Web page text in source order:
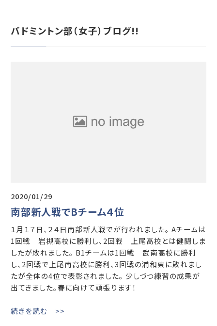
バドミントン部（女子）ブログ!!
2020/01/29
南部新人戦でBチーム４位
１月１７日、２４日南部新人戦でが行われました。 Aチームは
1回戦 岩槻高校に勝利し、2回戦 上尾高校とは健闘しま
したが敗れました。 B1チームは1回戦 武南高校に勝利
し、2回戦で上尾南高校に勝利、3回戦の浦和東に敗れまし
たが全体の4位で表彰されました。 少しづつ練習の成果が
出てきました。春に向けて頑張ります！
続きを読む >>